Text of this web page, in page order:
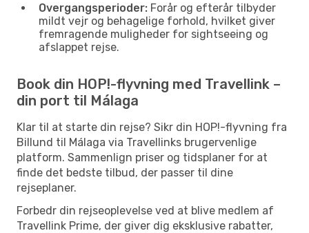
Overgangsperioder: Forår og efterår tilbyder
mildt vejr og behagelige forhold, hvilket giver
fremragende muligheder for sightseeing og
afslappet rejse.
Book din HOP!-flyvning med Travellink –
din port til Málaga
Klar til at starte din rejse? Sikr din HOP!-flyvning fra
Billund til Málaga via Travellinks brugervenlige
platform. Sammenlign priser og tidsplaner for at
finde det bedste tilbud, der passer til dine
rejseplaner.
Forbedr din rejseoplevelse ved at blive medlem af
Travellink Prime, der giver dig eksklusive rabatter,